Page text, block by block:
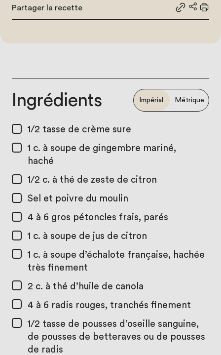
Partager la recette
Partager
Ingrédients Impérial Métrique
1/2 tasse de crème sure
1 c. à soupe de gingembre mariné,
haché
1/2 c. à thé de zeste de citron
Sel et poivre du moulin
4 à 6 gros pétoncles frais, parés
1 c. à soupe de jus de citron
1 c. à soupe d’échalote française, hachée
très finement
2 c. à thé d’huile de canola
4 à 6 radis rouges, tranchés finement
1/2 tasse de pousses d’oseille sanguine,
de pousses de betteraves ou de pousses
de radis